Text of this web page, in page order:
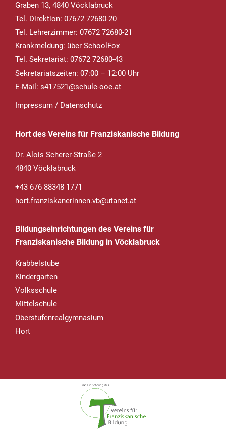
Graben 13, 4840 Vöcklabruck
Tel. Direktion: 07672 72680-20
Tel. Lehrerzimmer: 07672 72680-21
Krankmeldung: über SchoolFox
Tel. Sekretariat: 07672 72680-43
Sekretariatszeiten: 07:00 – 12:00 Uhr
E-Mail: s417521@schule-ooe.at
Impressum / Datenschutz
Hort des Vereins für Franziskanische Bildung
Dr. Alois Scherer-Straße 2
4840 Vöcklabruck
+43 676 88348 1771
hort.franziskanerinnen.vb@utanet.at
Bildungseinrichtungen des Vereins für
Franziskanische Bildung in Vöcklabruck
Krabbelstube
Kindergarten
Volksschule
Mittelschule
Oberstufenrealgymnasium
Hort